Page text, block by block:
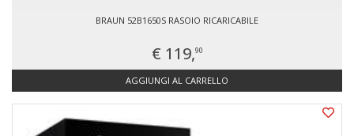
BRAUN 52B1650S RASOIO RICARICABILE
€ 119,90
AGGIUNGI AL CARRELLO